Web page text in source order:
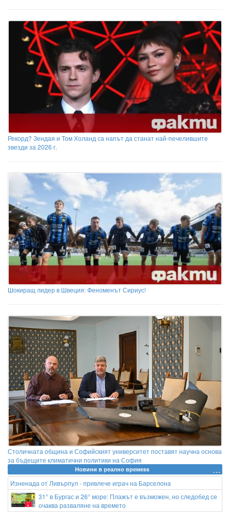
Рекорд? Зендая и Том Холанд са напът да станат най-печелившите
звезди за 2026 г.
Шокиращ лидер в Швеция: Феноменът Сириус!
Столичната община и Софийският университет поставят научна основа
за бъдещите климатични политики на София
Новини в реално времеss
Изненада от Ливърпул - привлече играч на Барселона
31° в Бургас и 26° море: Плажът е възможен, но следобед се
очаква разваляне на времето